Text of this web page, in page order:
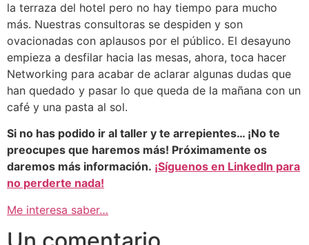
la terraza del hotel pero no hay tiempo para mucho
más. Nuestras consultoras se despiden y son
ovacionadas con aplausos por el público. El desayuno
empieza a desfilar hacia las mesas, ahora, toca hacer
Networking para acabar de aclarar algunas dudas que
han quedado y pasar lo que queda de la mañana con un
café y una pasta al sol.
Si no has podido ir al taller y te arrepientes… ¡No te
preocupes que haremos más! Próximamente os
daremos más información. ¡Síguenos en LinkedIn para
no perderte nada!
Me interesa saber…